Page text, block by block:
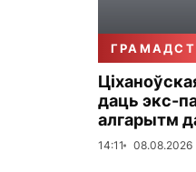
даць экс-
алгарытм
14:11 08.08.2026